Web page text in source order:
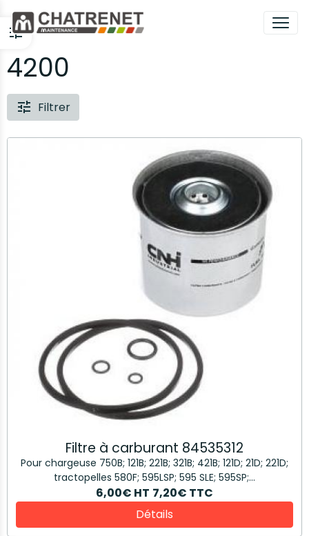
4200
Filtrer
Filtre à carburant 84535312
Pour chargeuse 750B; 121B; 221B; 321B; 421B; 121D; 21D; 221D;
tractopelles 580F; 595LSP; 595 SLE; 595SP;...
6,00€ HT 7,20€ TTC
Détails